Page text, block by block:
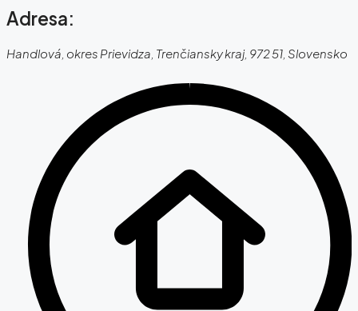
Adresa:
Handlová, okres Prievidza, Trenčiansky kraj, 972 51, Slovensko